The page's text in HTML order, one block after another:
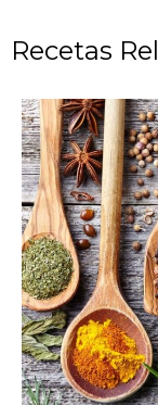
Recetas